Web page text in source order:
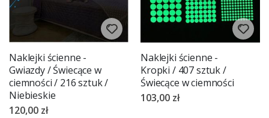
Naklejki ścienne -
Gwiazdy / Świecące w
ciemności / 216 sztuk /
Niebieskie
120,00 zł
Naklejki ścienne -
Kropki / 407 sztuk /
Świecące w ciemności
103,00 zł